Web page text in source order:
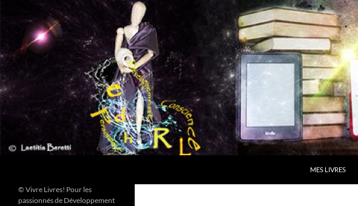
contenu
MES LIVRES
© Vivre Livres! Pour les
passionnés de Développement